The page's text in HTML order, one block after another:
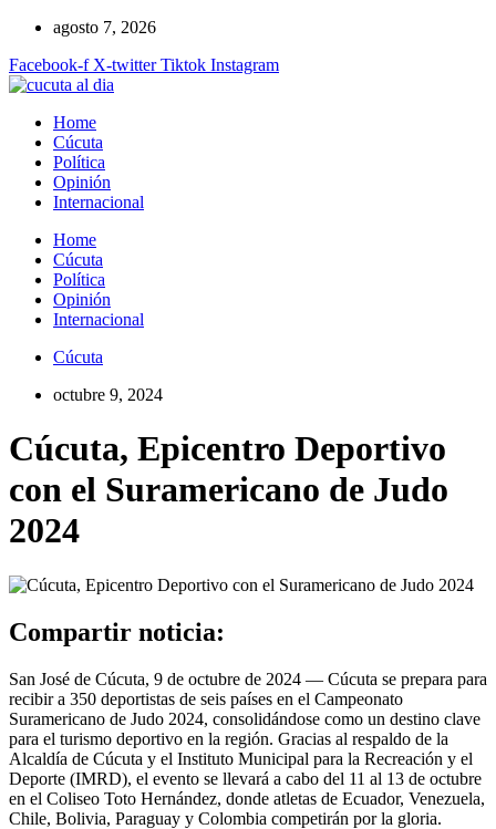
contenido
agosto 7, 2026
Facebook-f X-twitter Tiktok Instagram
Home
Cúcuta
Política
Opinión
Internacional
Home
Cúcuta
Política
Opinión
Internacional
Cúcuta
octubre 9, 2024
Cúcuta, Epicentro Deportivo
con el Suramericano de Judo
2024
Compartir noticia:
San José de Cúcuta, 9 de octubre de 2024 — Cúcuta se prepara para
recibir a 350 deportistas de seis países en el Campeonato
Suramericano de Judo 2024, consolidándose como un destino clave
para el turismo deportivo en la región. Gracias al respaldo de la
Alcaldía de Cúcuta y el Instituto Municipal para la Recreación y el
Deporte (IMRD), el evento se llevará a cabo del 11 al 13 de octubre
en el Coliseo Toto Hernández, donde atletas de Ecuador, Venezuela,
Chile, Bolivia, Paraguay y Colombia competirán por la gloria.